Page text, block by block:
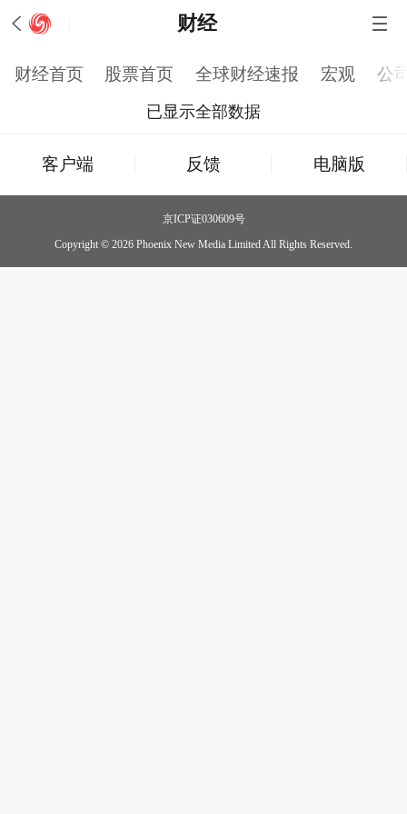
财经
财经首页 股票首页 全球财经速报 宏观 公
已显示全部数据
客户端 反馈 电脑版
京ICP证030609号
Copyright © 2026 Phoenix New Media Limited All Rights Reserved.